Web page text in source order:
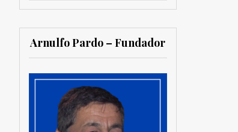
Arnulfo Pardo – Fundador